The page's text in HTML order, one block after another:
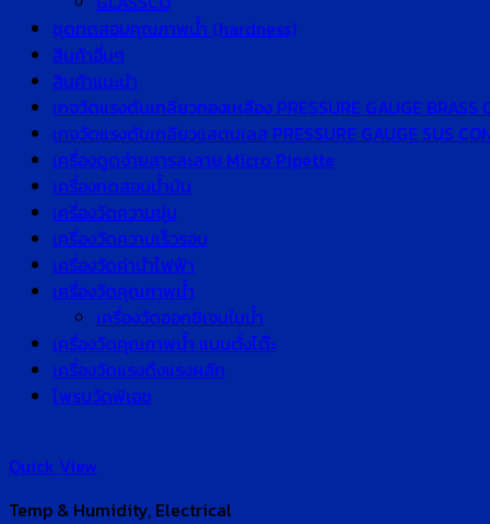
ชุดทดสอบคุณภาพน้ำ (hardness)
สินค้าอื่นๆ
สินค้าแนะนำ
เกจวัดแรงดันเกลียวทองเหลือง PRESSURE GAUGE BRASS
เกจวัดแรงดันเกลียวแสตนเลส PRESSURE GAUGE SUS
เครื่องดูดจ่ายสารละลาย Micro Pipette
เครื่องทดสอบน้ำมัน
เครื่องวัดความขุ่น
เครื่องวัดความเร็วรอบ
เครื่องวัดค่านำไฟฟ้า
เครื่องวัดคุณภาพน้ำ
เครื่องวัดออกซิเจนในน้ำ
เครื่องวัดคุณภาพน้ำ แบบตั้งโต๊ะ
เครื่องวัดแรงดึงแรงผลัก
โพรบวัดพีเอช
Quick View
Temp & Humidity, Electrical